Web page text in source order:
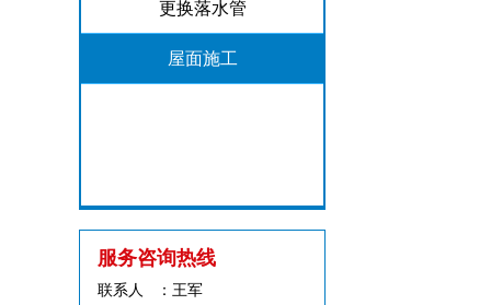
更换落水管
屋面施工
服务咨询热线
联系人 ：王军